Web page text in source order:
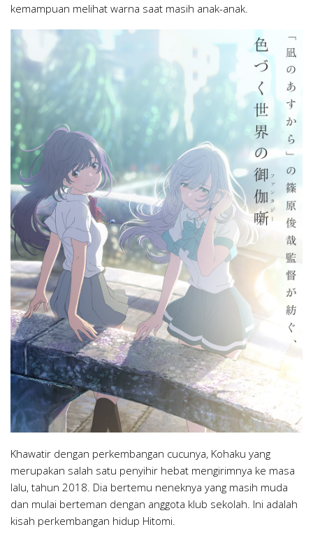
kemampuan melihat warna saat masih anak-anak.
Khawatir dengan perkembangan cucunya, Kohaku yang
merupakan salah satu penyihir hebat mengirimnya ke masa
lalu, tahun 2018. Dia bertemu neneknya yang masih muda
dan mulai berteman dengan anggota klub sekolah. Ini adalah
kisah perkembangan hidup Hitomi.